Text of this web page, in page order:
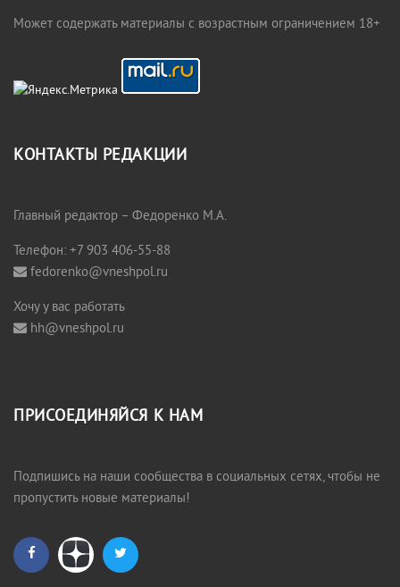
Может содержать материалы с возрастным ограничением 18+
КОНТАКТЫ РЕДАКЦИИ
Главный редактор – Федоренко М.А.
Телефон: +7 903 406-55-88
fedorenko@vneshpol.ru
Хочу у вас работать
hh@vneshpol.ru
ПРИСОЕДИНЯЙСЯ К НАМ
Подпишись на наши сообщества в социальных сетях, чтобы не
пропустить новые материалы!